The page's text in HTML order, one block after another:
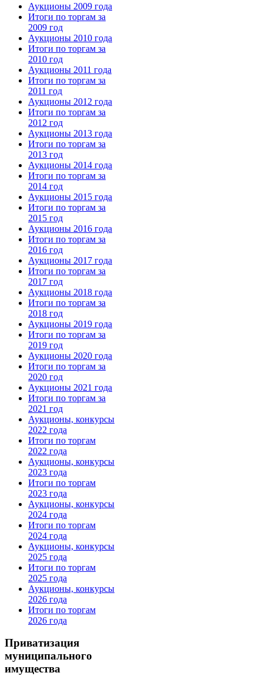
Аукционы 2009 года
Итоги по торгам за
2009 год
Аукционы 2010 года
Итоги по торгам за
2010 год
Аукционы 2011 года
Итоги по торгам за
2011 год
Аукционы 2012 года
Итоги по торгам за
2012 год
Аукционы 2013 года
Итоги по торгам за
2013 год
Аукционы 2014 года
Итоги по торгам за
2014 год
Аукционы 2015 года
Итоги по торгам за
2015 год
Аукционы 2016 года
Итоги по торгам за
2016 год
Аукционы 2017 года
Итоги по торгам за
2017 год
Аукционы 2018 года
Итоги по торгам за
2018 год
Аукционы 2019 года
Итоги по торгам за
2019 год
Аукционы 2020 года
Итоги по торгам за
2020 год
Аукционы 2021 года
Итоги по торгам за
2021 год
Аукционы, конкурсы
2022 года
Итоги по торгам
2022 года
Аукционы, конкурсы
2023 года
Итоги по торгам
2023 года
Аукционы, конкурсы
2024 года
Итоги по торгам
2024 года
Аукционы, конкурсы
2025 года
Итоги по торгам
2025 года
Аукционы, конкурсы
2026 года
Итоги по торгам
2026 года
Приватизация
муниципального
имущества